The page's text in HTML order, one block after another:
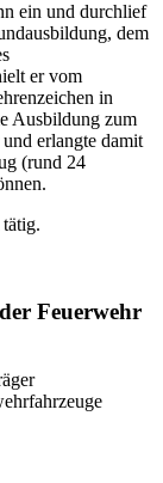
ein und durchlief
dem
er vom
in
Ausbildung zum
erlangte damit
(rund 24
Feuerwehr